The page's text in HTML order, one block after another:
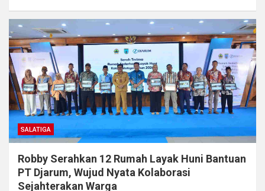
SALATIGA
Robby Serahkan 12 Rumah Layak Huni Bantuan
PT Djarum, Wujud Nyata Kolaborasi
Sejahterakan Warga